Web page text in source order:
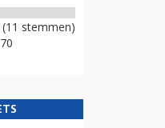
(11 stemmen)